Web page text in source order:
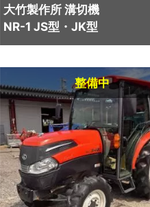
大竹製作所溝切機
NR-1 JS型・JK型
整備中